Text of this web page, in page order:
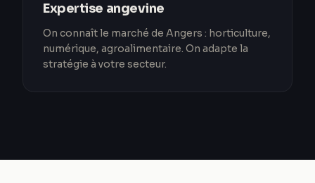
Expertise angevine
On connaît le marché de Angers : horticulture,
numérique, agroalimentaire. On adapte la
stratégie à votre secteur.